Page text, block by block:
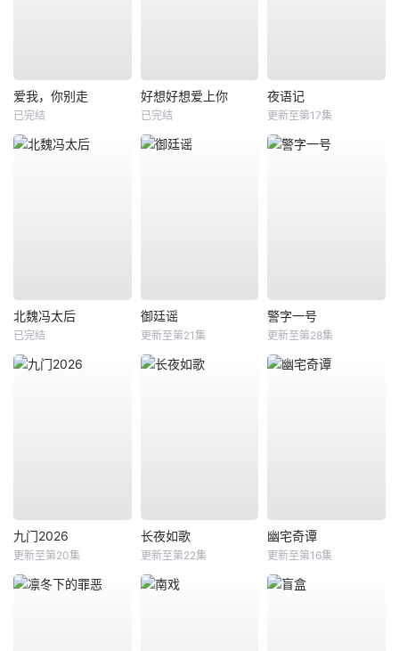
爱我，你别走
已完结
好想好想爱上你
已完结
夜语记
更新至第17集
北魏冯太后
已完结
御廷谣
更新至第21集
警字一号
更新至第28集
九门2026
更新至第20集
长夜如歌
更新至第22集
幽宅奇谭
更新至第16集